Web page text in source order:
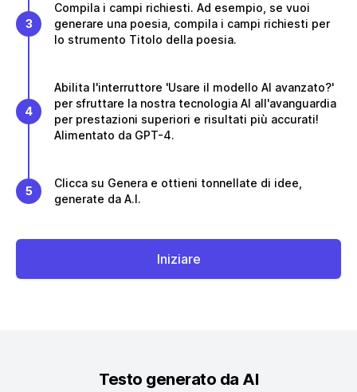
3
Compila i campi richiesti. Ad esempio, se vuoi
generare una poesia, compila i campi richiesti per
lo strumento Titolo della poesia.
4
Abilita l'interruttore 'Usare il modello AI avanzato?'
per sfruttare la nostra tecnologia AI all'avanguardia
per prestazioni superiori e risultati più accurati!
Alimentato da GPT-4.
5
Clicca su Genera e ottieni tonnellate di idee,
generate da A.I.
Iniziare
Testo generato da AI